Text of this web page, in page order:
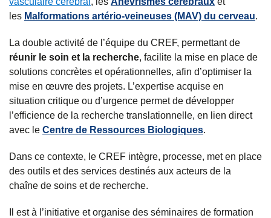
F
c
e
b
o
o
k
T
i
t
t
e
r
L
n
k
e
d
i
n
E
a
i
l
les Malformations artério-veineuses (MAV) du cerveau.
La double activité de l’équipe du CREF, permettant de
réunir le soin et la recherche, facilite la mise en place de
solutions concrètes et opérationnelles, afin d’optimiser la
mise en œuvre des projets. L’expertise acquise en
situation critique ou d’urgence permet de développer
l’efficience de la recherche translationnelle, en lien direct
avec le Centre de Ressources Biologiques.
Dans ce contexte, le CREF intègre, processe, met en place
des outils et des services destinés aux acteurs de la
chaîne de soins et de recherche.
Il est à l’initiative et organise des séminaires de formation